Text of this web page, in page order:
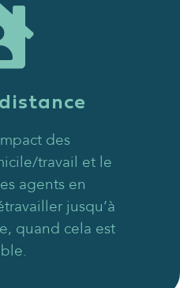
des
travail et le
agents en
jusqu’à
quand cela est